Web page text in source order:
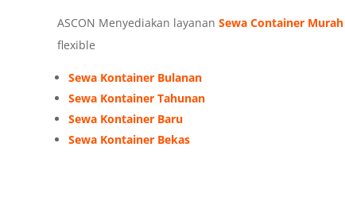
ASCON Menyediakan layanan Sewa Container Murah
flexible
Sewa Kontainer Bulanan
Sewa Kontainer Tahunan
Sewa Kontainer Baru
Sewa Kontainer Bekas